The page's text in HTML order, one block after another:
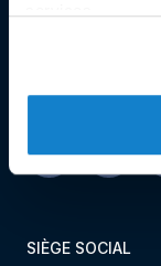
SIÈGE SOCIAL